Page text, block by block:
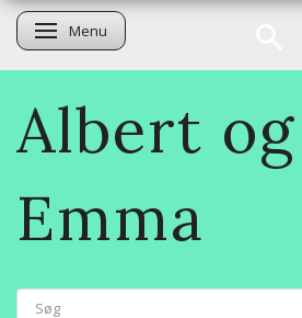
Skifte navigation
Menu
Albert og
Emma